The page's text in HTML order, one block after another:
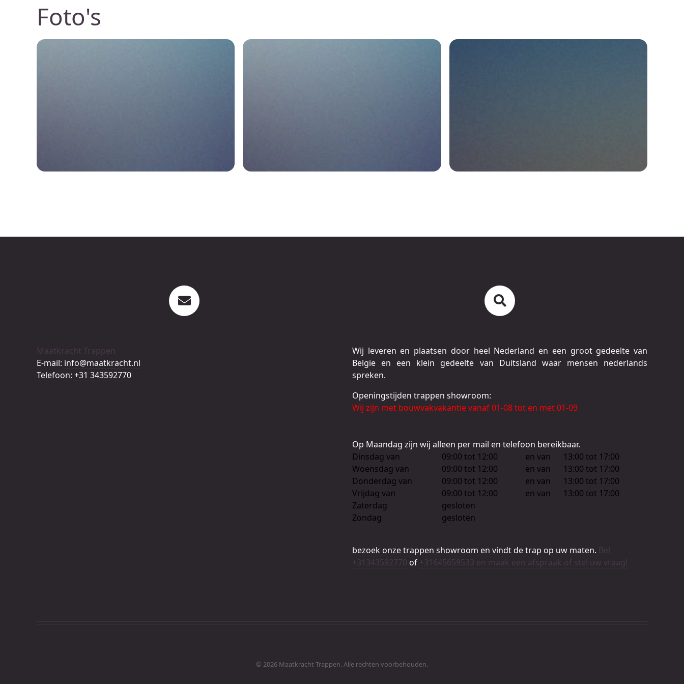
Foto's
Maatkracht Trappen
E-mail: info@maatkracht.nl
Telefoon: +31 343592770
Wij leveren en plaatsen door heel Nederland en een groot gedeelte van
Belgie en een klein gedeelte van Duitsland waar mensen nederlands
spreken.
Openingstijden trappen showroom:
Wij zijn met bouwvakvakantie vanaf 01-08 tot en met 01-09
Op Maandag zijn wij alleen per mail en telefoon bereikbaar.
Dinsdag van
09:00 tot 12:00 en van
13:00 tot 17:00
Woensdag van
09:00 tot 12:00 en van
13:00 tot 17:00
Donderdag van
09:00 tot 12:00 en van
13:00 tot 17:00
Vrijdag van
09:00 tot 12:00 en van
13:00 tot 17:00
Zaterdag
gesloten
Zondag
gesloten
bezoek onze trappen showroom en vindt de trap op uw maten. Bel
+31343592770 of +31645659533 en maak een afspraak of stel uw vraag!
© 2026 Maatkracht Trappen. Alle rechten voorbehouden.